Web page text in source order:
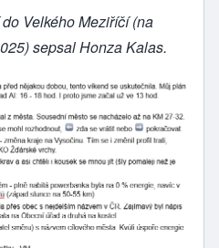
Velkého Meziříčí (na
sepsal Honza Kalas.